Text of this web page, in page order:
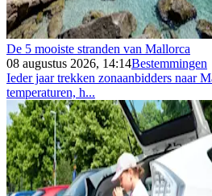
De 5 mooiste stranden van Mallorca
08 augustus 2026, 14:14Bestemmingen
Ieder jaar trekken zonaanbidders naar
temperaturen, h...